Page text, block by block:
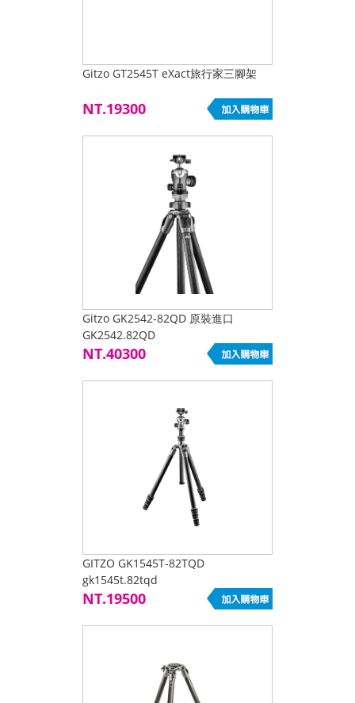
Gitzo GT2545T eXact旅行家三腳架
NT.19300
Gitzo GK2542-82QD 原裝進口
GK2542.82QD
NT.40300
GITZO GK1545T-82TQD
gk1545t.82tqd
NT.19500